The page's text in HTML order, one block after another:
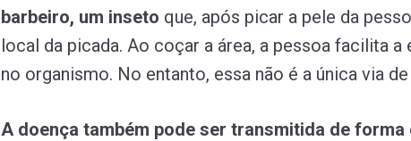
barbeiro, um inseto que, após picar a pele da
local da picada. Ao coçar a área, a pessoa facilita a
no organismo. No entanto, essa não é a única via
A doença também pode ser transmitida de forma